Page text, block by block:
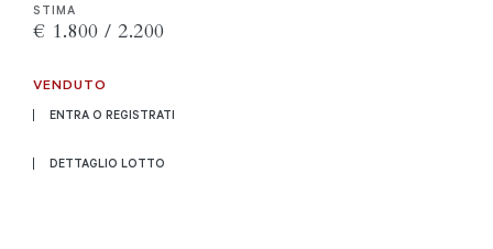
STIMA
€ 1.800 / 2.200
VENDUTO
ENTRA O REGISTRATI
DETTAGLIO LOTTO